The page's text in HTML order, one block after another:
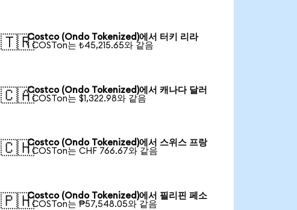
🇹🇷Costco (Ondo Tokenized)에서 터키 리라
1 COSTon는 ₺45,215.65와 같음
🇨🇦Costco (Ondo Tokenized)에서 캐나다 달러
1 COSTon는 $1,322.98와 같음
🇨🇭Costco (Ondo Tokenized)에서 스위스 프랑
1 COSTon는 CHF 766.67와 같음
🇵🇭Costco (Ondo Tokenized)에서 필리핀 페소
1 COSTon는 ₱57,548.05와 같음